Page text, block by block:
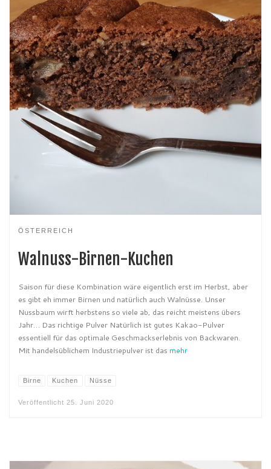
ÖSTERREICH
Walnuss-Birnen-Kuchen
Saison für diese Kombination wäre eigentlich erst im Herbst, aber
es gibt eh immer Birnen und natürlich auch Walnüsse. Unser
Nussbaum wirft herbstens so viele ab, das reicht meistens übers
Jahr… Das richtige Pulver Natürlich ist gutes Kakao-Pulver
essentiell für das optimale Geschmackserlebnis von Backwaren.
Mit handelsüblichem Industriepulver ist das mehr
Birne Kuchen Nüsse
Veröffentlicht 25. Juni 2020